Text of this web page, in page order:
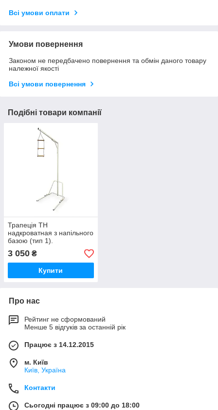
Всі умови оплати
Умови повернення
Законом не передбачено повернення та обмін даного товару
належної якості
Всі умови повернення
Подібні товари компанії
Трапеція ТН
надкроватная з напільного
базою (тип 1).
3 050 ₴
Купити
Про нас
Рейтинг не сформований
Менше 5 відгуків за останній рік
Працює з 14.12.2015
м. Київ
Київ, Україна
Контакти
Сьогодні працює з 09:00 до 18:00